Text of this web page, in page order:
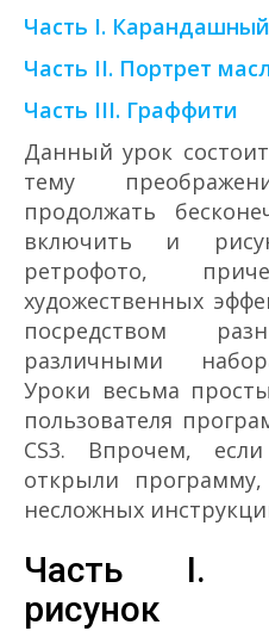
Часть I.
Часть II. Портрет
Часть III. Граффити
Данный урок
тему
продолжать
включить и
ретрофото,
художественных
посредством
различными
Уроки весьма
пользователя
CS3. Впрочем,
открыли
несложных
Часть I.
рисунок